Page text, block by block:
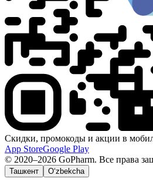
Скидки, промокоды и акции в
App StoreGoogle Play
© 2020–2026 GoPharm. Все права
Ташкент O‘zbekcha